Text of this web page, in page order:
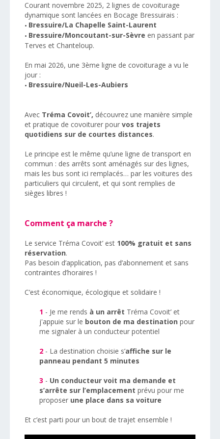
Courant novembre 2025, 2 lignes de covoiturage
dynamique sont lancées en Bocage Bressuirais :
• Bressuire/La Chapelle Saint-Laurent
• Bressuire/Moncoutant-sur-Sèvre en passant par
Terves et Chanteloup.
En mai 2026, une 3ème ligne de covoiturage a vu le
jour :
• Bressuire/Nueil-Les-Aubiers
Avec Tréma Covoit’, découvrez une manière simple
et pratique de covoiturer pour vos trajets
quotidiens sur de courtes distances.
Le principe est le même qu’une ligne de transport en
commun : des arrêts sont aménagés sur des lignes,
mais les bus sont ici remplacés… par les voitures des
particuliers qui circulent, et qui sont remplies de
sièges libres !
Comment ça marche ?
Le service Tréma Covoit’ est 100% gratuit et sans
réservation.
Pas besoin d’application, pas d’abonnement et sans
contraintes d’horaires !
C’est économique, écologique et solidaire !
1 - Je me rends à un arrêt Tréma Covoit’ et
j'appuie sur le bouton de ma destination pour
me signaler à un conducteur potentiel
2 - La destination choisie s’affiche sur le
panneau pendant 5 minutes
3 - Un conducteur voit ma demande et
s’arrête sur l’emplacement prévu pour me
proposer une place dans sa voiture
Et c’est parti pour un bout de trajet ensemble !